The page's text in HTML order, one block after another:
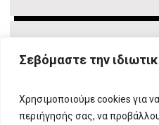
Σεβόμαστε την
Χρησιμοποιούμε cookies για
περιήγησής σας, να